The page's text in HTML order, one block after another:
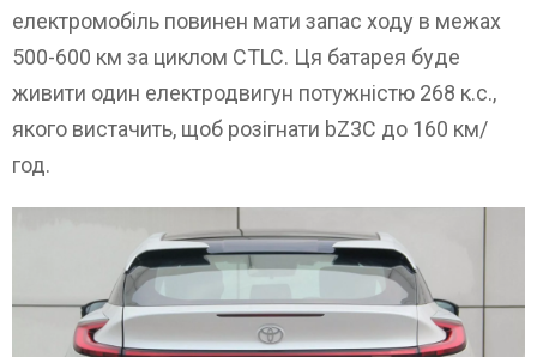
електромобіль повинен мати запас ходу в межах
500-600 км за циклом CTLC. Ця батарея буде
живити один електродвигун потужністю 268 к.с.,
якого вистачить, щоб розігнати bZ3C до 160 км/
год.